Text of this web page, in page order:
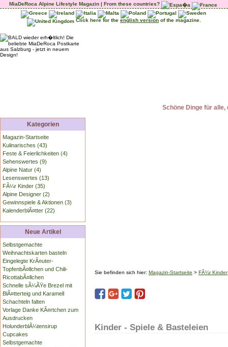
MiaDeRoca Alpine Lifestyle Magazin | From these countries?
Click here for the english version of the magazine.
Schöne Dinge für
Kategorien
Magazin-Startseite
Kulinarisches (43)
Feste & Feierlichkeiten (4)
Sehenswertes (9)
Alpine Natur (4)
Lesenswertes (13)
FÃ¼r Kinder (35)
Alpine Designer (2)
Gewinnspiele & Aktionen (3)
KalenderblÃ¤tter (22)
Neue Artikel
Selbstgemachte
Weihnachtskarten basteln
Eingelegte KrÃ¤uter-
TopfenbÃ¤llchen und Chili-
RicottabÃ¤llchen
Schnelle sÃ¼ÃŸe Brezel mit
BlÃ¤tterteig und Karamell
Schachteln falten
Vorlage Danke KÃ¤rtchen zum
Ausdrucken
HolunderblÃ¼tensirup
Cupcakes
Selbstgemachte
Sie befinden sich hier: Magazin-Startseite > FÃ¼r Kinder
Kinder - Spiele & Basteleien